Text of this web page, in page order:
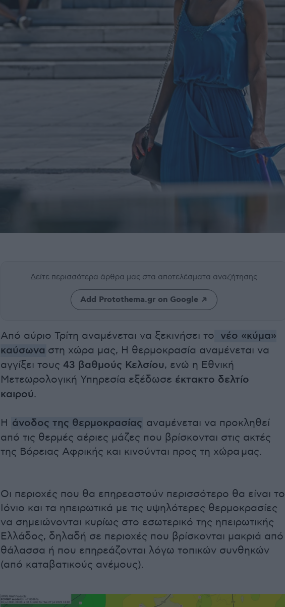
Δείτε περισσότερα άρθρα μας στα αποτελέσματα αναζήτησης
Add Protothema.gr on Google
Από αύριο Τρίτη αναμένεται να ξεκινήσει το νέο «κύμα»
καύσωνα στη χώρα μας, Η θερμοκρασία αναμένεται να
αγγίξει τους 43 βαθμούς Κελσίου, ενώ η Εθνική
Μετεωρολογική Υπηρεσία εξέδωσε έκτακτο δελτίο
καιρού.
Η άνοδος της θερμοκρασίας αναμένεται να προκληθεί
από τις θερμές αέριες μάζες που βρίσκονται στις ακτές
της Βόρειας Αφρικής και κινούνται προς τη χώρα μας.
Οι περιοχές που θα επηρεαστούν περισσότερο θα είναι το
Ιόνιο και τα ηπειρωτικά με τις υψηλότερες θερμοκρασίες
να σημειώνονται κυρίως στο εσωτερικό της ηπειρωτικής
Ελλάδος, δηλαδή σε περιοχές που βρίσκονται μακριά από
θάλασσα ή που επηρεάζονται λόγω τοπικών συνθηκών
(από καταβατικούς ανέμους).